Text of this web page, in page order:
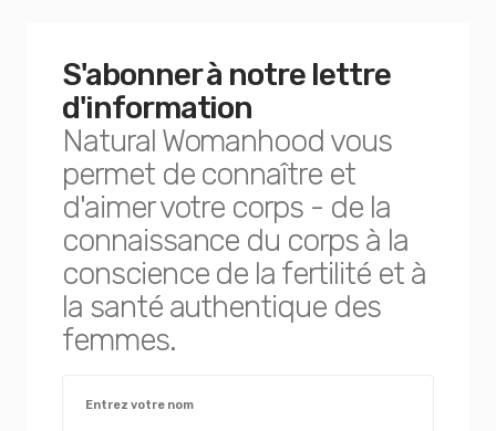
S'abonner à notre lettre
d'information
Natural Womanhood vous
permet de connaître et
d'aimer votre corps - de la
connaissance du corps à la
conscience de la fertilité et à
la santé authentique des
femmes.